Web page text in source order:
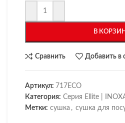
В
Сравнить Добавить в
Артикул: 717ECO
Категория: Серия Ellite |
Метки: сушка , сушка для